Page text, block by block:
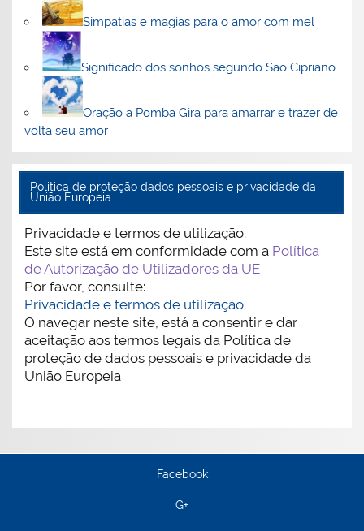
Simpatias e magias para o amor com mel
Significado dos sonhos segundo São Cipriano
Oração a Pomba Gira para amarrar e trazer de
volta seu amor
Politica de proteção dados pessoais e privacidade da
União Europeia
Privacidade e termos de utilização.
Este site está em conformidade com a Política
de Autorização de Utilizadores da UE
Por favor, consulte:
Privacidade e termos de utilização.
O navegar neste site, está a consentir e dar
aceitação aos termos legais da Política de
proteção de dados pessoais e privacidade da
União Europeia
Facebook
G+